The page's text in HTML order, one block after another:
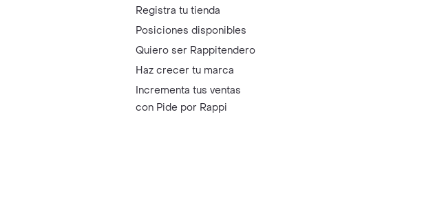
Registra tu tienda
Posiciones disponibles
Quiero ser Rappitendero
Haz crecer tu marca
Incrementa tus ventas
con Pide por Rappi